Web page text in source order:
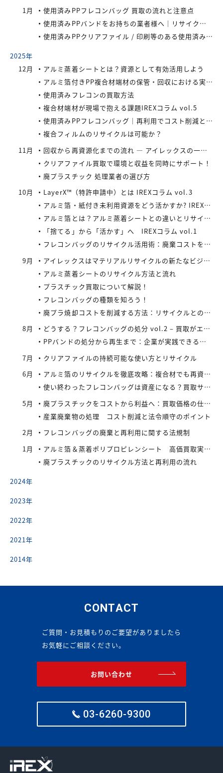
1月
使用済みPPフレコンバッグ 買取の流れと注意点
使用済みPPバンドをお持ちの業者様へ｜リサイクル・買取対応中
使用済みPPクリアファイル / 印刷等のある使用済みPPクリアファイルの再資源化とリサイクル方法
2025年
12月
アルミ蒸着シートとは？資源として有効活用しよう
アルミ箔付きPP複合材端材の保管・回収における実務上のポイントIREXコラム vol.6
使用済みフレコンの買取方法
複合材端材が現場で抱える課題IREXコラム vol.5
使用済みPPフレコンバッグ｜再利用でコスト削減と環境負荷軽減を実現
複合フィルムのリサイクルは可能か？
11月
回収から再資源化までの流れ ― アイレックスの一貫処理体制 IREXコラム vol.4
クリアファイル買取で環境と収益を同時にサポート！
廃プラスチック 処理業者の選び方
10月
LayerX™（特許申請中）とは IREXコラム vol.3
アルミ箔・紙付き未利用資源をどう活かすか? IREXコラム vol.2
アルミ箔とは？アルミ蒸着シートとの違いとリサイクルの取り組み
「捨てる」から「活かす」へ IREXコラム vol.1
フレコンバッグのリサイクル活用術：廃棄コストを減らす具体策とは
9月
アイレックスはマテリアルリサイクルの新たなビジネスに着手
アルミ蒸着シートのリサイクル方法と流れ
プラスチック買取について解説！
フレコンバッグの種類を知ろう！
廃プラ焼却コストを削減する方法：リサイクルとの比較で見えてくる最適解
8月
どうする？フレコンバッグの処分 vol.2 – 買取がエコにつながる
PPバンドの処分から再生まで：企業が実践できるコスト効率の高い手法
7月
クリアファイルの持続可能な使い方とリサイクル
6月
アルミ箔のリサイクルを徹底攻略：複合材でも再資源化できる最新手法とアイレックス株式会社の取り組み
使い終わったフレコンバッグは資産になる？買取サービスを活用したリサイクル戦略
5月
廃プラスチックをコストから利益へ：買取価格の仕組みと高値で売るコツ
産業廃棄物の処理 コスト削減と法令順守のポイント
2月
フレコンバッグの廃棄と再利用に関する法規制
1月
アルミ箔＆蒸着ポリプロピレンシート 高価買取実施中
廃プラスチックのリサイクル方法と再利用の流れ
2024年
2023年
2022年
2021年
2014年
CONTACT
ご質問・お見積もりのご要望がありましたら
お気軽にご相談ください。
お問い合わせ
03-6260-9300